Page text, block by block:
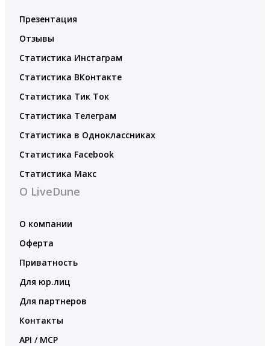
Презентация
Отзывы
Статистика Инстаграм
Статистика ВКонтакте
Статистика Тик Ток
Статистика Телеграм
Статистика в Одноклассниках
Статистика Facebook
Статистика Макс
О LiveDune
О компании
Оферта
Приватность
Для юр.лиц
Для партнеров
Контакты
API / MCP